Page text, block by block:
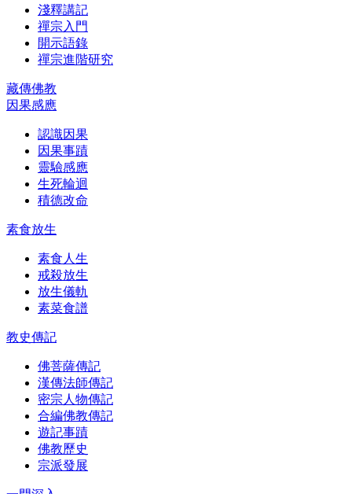
淺釋講記
禪宗入門
開示語錄
禪宗進階研究
藏傳佛教
因果感應
認識因果
因果事蹟
靈驗感應
生死輪迴
積德改命
素食放生
素食人生
戒殺放生
放生儀軌
素菜食譜
教史傳記
佛菩薩傳記
漢傳法師傳記
密宗人物傳記
合編佛教傳記
遊記事蹟
佛教歷史
宗派發展